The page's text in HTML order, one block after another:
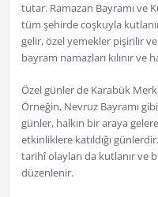
tutar. Ramazan Bayramı ve
tüm şehirde coşkuyla
gelir, özel yemekler pişirilir
bayram namazları kılınır
Özel günler de Karabük
Örneğin, Nevruz Bayramı
günler, halkın bir araya
etkinliklere katıldığı
tarihî olayları da kutlanır ve
düzenlenir.